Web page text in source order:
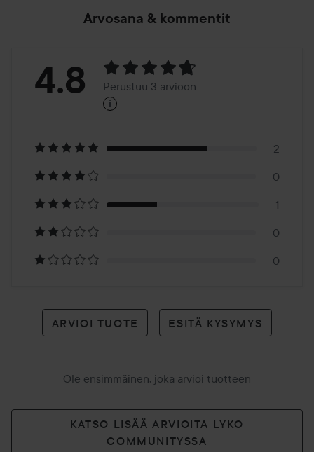
Arvosana & kommentit
Arvosana:
Perustuu
3
arvioon
4.8 Perustuu 3 arvioon
i
2
0
1
0
0
ARVIOI TUOTE ESITÄ KYSYMYS
Ole ensimmäinen, joka arvioi tuotteen
KATSO LISÄÄ ARVIOITA LYKO
COMMUNITYSSA